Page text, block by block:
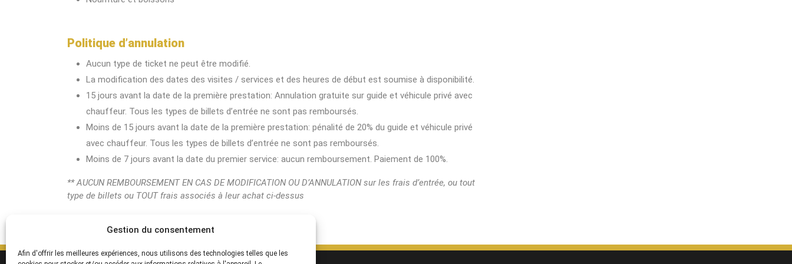
Gestion du consentement
Afin d'offrir les meilleures expériences, nous utilisons des technologies telles que les
Politique d’annulation
Aucun type de ticket ne peut être modifié.
La modification des dates des visites / services et des heures de début est soumise à disponibilité.
15 jours avant la date de la première prestation: Annulation gratuite sur guide et véhicule privé avec
chauffeur. Tous les types de billets d’entrée ne sont pas remboursés.
Moins de 15 jours avant la date de la première prestation: pénalité de 20% du guide et véhicule privé
avec chauffeur. Tous les types de billets d’entrée ne sont pas remboursés.
Moins de 7 jours avant la date du premier service: aucun remboursement. Paiement de 100%.
** AUCUN REMBOURSEMENT EN CAS DE MODIFICATION OU D’ANNULATION sur les frais d’entrée, ou tout
type de billets ou TOUT frais associés à leur achat ci-dessus